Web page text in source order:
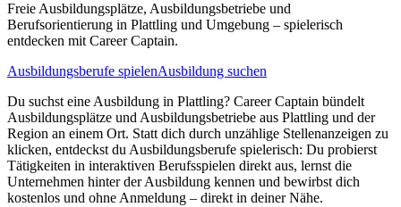
Freie Ausbildungsplätze, Ausbildungsbetriebe und
Berufsorientierung in Plattling und Umgebung – spielerisch
entdecken mit Career Captain.
Ausbildungsberufe spielenAusbildung suchen
Du suchst eine Ausbildung in Plattling? Career Captain bündelt
Ausbildungsplätze und Ausbildungsbetriebe aus Plattling und der
Region an einem Ort. Statt dich durch unzählige Stellenanzeigen zu
klicken, entdeckst du Ausbildungsberufe spielerisch: Du probierst
Tätigkeiten in interaktiven Berufsspielen direkt aus, lernst die
Unternehmen hinter der Ausbildung kennen und bewirbst dich
kostenlos und ohne Anmeldung – direkt in deiner Nähe.